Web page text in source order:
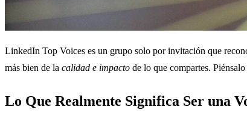
LinkedIn Top Voices es un grupo solo por invitación que
más bien de la calidad e impacto de lo que compartes.
Lo Que Realmente Significa Ser una